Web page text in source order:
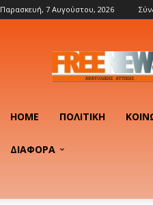
Παρασκευή, 7 Αυγούστου, 2026
HOME ΠΟΛΙΤΙΚΉ
ΔΙΑΦΟΡΑ